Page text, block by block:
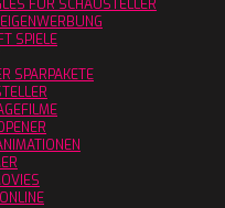
FÜR SCHAUSTELLER
SPIELE
SPARPAKETE